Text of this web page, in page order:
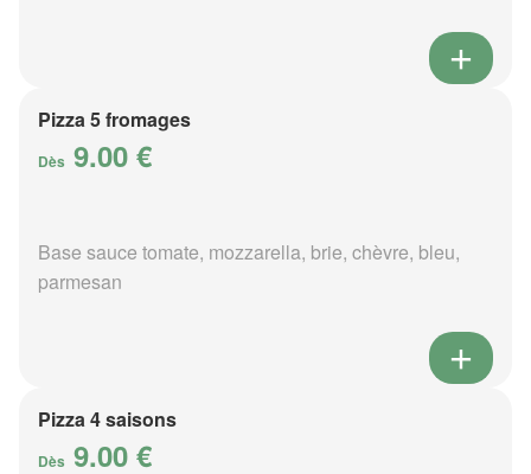
Pizza 5 fromages
Dès 9.00 €
Base sauce tomate, mozzarella, brie, chèvre, bleu,
parmesan
Pizza 4 saisons
Dès 9.00 €